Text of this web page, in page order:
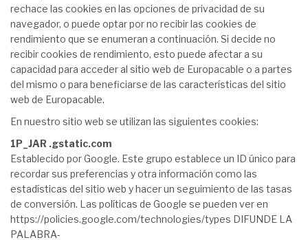
rechace las cookies en las opciones de privacidad de su
navegador, o puede optar por no recibir las cookies de
rendimiento que se enumeran a continuación. Si decide no
recibir cookies de rendimiento, esto puede afectar a su
capacidad para acceder al sitio web de Europacable o a partes
del mismo o para beneficiarse de las características del sitio
web de Europacable.
En nuestro sitio web se utilizan las siguientes cookies:
1P_JAR .gstatic.com
Establecido por Google. Este grupo establece un ID único para
recordar sus preferencias y otra información como las
estadísticas del sitio web y hacer un seguimiento de las tasas
de conversión. Las políticas de Google se pueden ver en
https://policies.google.com/technologies/types DIFUNDE LA
PALABRA-